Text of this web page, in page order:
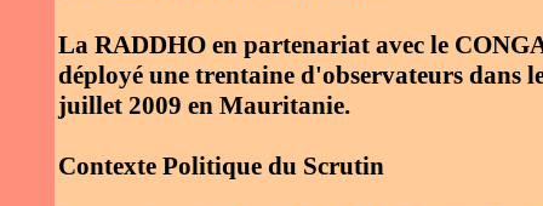
La RADDHO en partenariat avec le
déployé une trentaine d'observateurs dans
juillet 2009 en Mauritanie.
Contexte Politique du Scrutin